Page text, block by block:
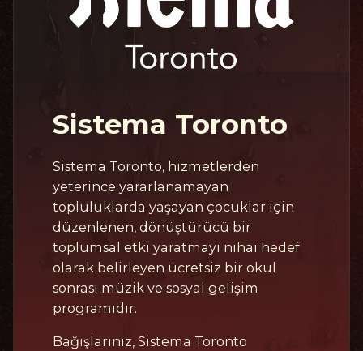
Sistema Toronto
Sistema Toronto, hizmetlerden
yeterince yararlanamayan
topluluklarda yaşayan çocuklar için
düzenlenen, dönüştürücü bir
toplumsal etki yaratmayı nihai hedef
olarak belirleyen ücretsiz bir okul
sonrası müzik ve sosyal gelişim
programıdır.
Bağışlarınız, Sistema Toronto